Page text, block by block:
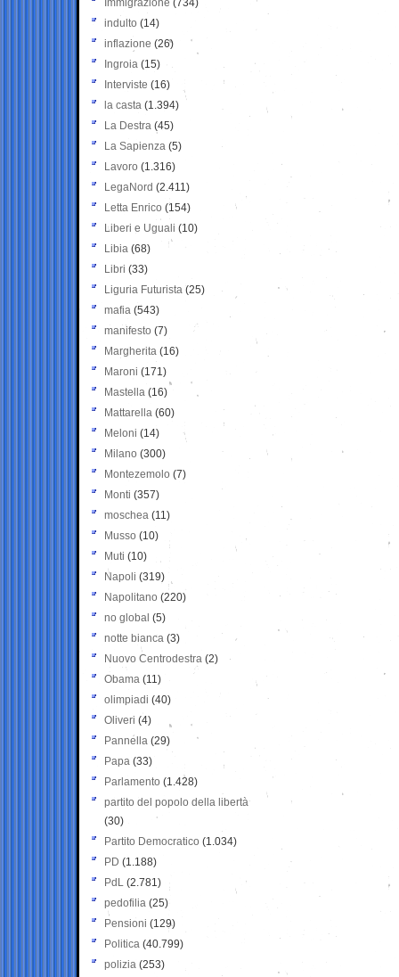
Immigrazione (734)
indulto (14)
inflazione (26)
Ingroia (15)
Interviste (16)
la casta (1.394)
La Destra (45)
La Sapienza (5)
Lavoro (1.316)
LegaNord (2.411)
Letta Enrico (154)
Liberi e Uguali (10)
Libia (68)
Libri (33)
Liguria Futurista (25)
mafia (543)
manifesto (7)
Margherita (16)
Maroni (171)
Mastella (16)
Mattarella (60)
Meloni (14)
Milano (300)
Montezemolo (7)
Monti (357)
moschea (11)
Musso (10)
Muti (10)
Napoli (319)
Napolitano (220)
no global (5)
notte bianca (3)
Nuovo Centrodestra (2)
Obama (11)
olimpiadi (40)
Oliveri (4)
Pannella (29)
Papa (33)
Parlamento (1.428)
partito del popolo della libertà
(30)
Partito Democratico (1.034)
PD (1.188)
PdL (2.781)
pedofilia (25)
Pensioni (129)
Politica (40.799)
polizia (253)